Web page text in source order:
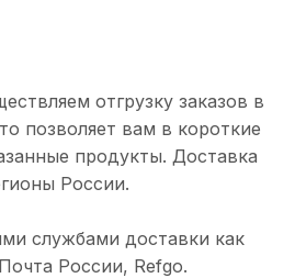
отгрузку заказов в
позволяет вам в короткие
продукты. Доставка
России.
службами доставки как
России, Refgo.